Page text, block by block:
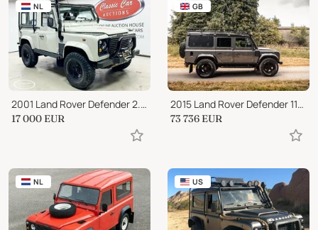
NL
2001 Land Rover Defender 2.5 TD5 90 - ONLINE AUCTION
17 000 EUR
GB
2015 Land Rover Defender 110 Landmark
73 736 EUR
NL US